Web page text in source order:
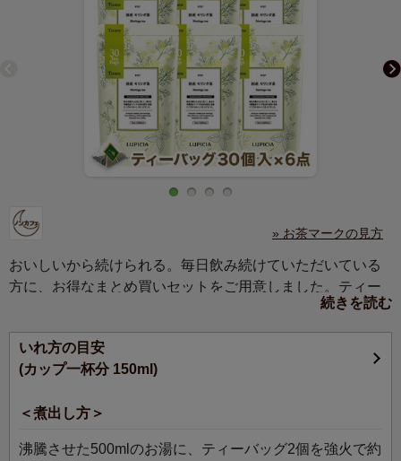
» お茶マークの見方
おいしいから続けられる。毎日飲み続けていただいている
方に、お得なまとめ買いセットをご用意しました。ティー
バッグ30個入×6点の約6か月分のセットです。毎日のお茶
に、ご自宅用にどうぞ。
体を内側から元気に美しく。希少な沖縄県産モリンガを
100％使用。焙煎にこだわりおいしく仕上げました。
続きを読む
いれ方の目安
(カップ一杯分 150ml)
＜煮出し方＞
沸騰させた500mlのお湯に、ティーバッグ2個を強火で約